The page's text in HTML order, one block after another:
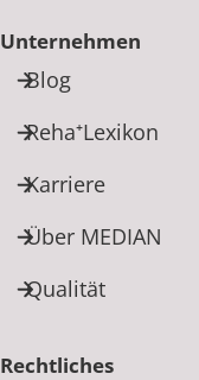
Unternehmen
Blog
Reha⁺Lexikon
Karriere
Über MEDIAN
Qualität
Rechtliches